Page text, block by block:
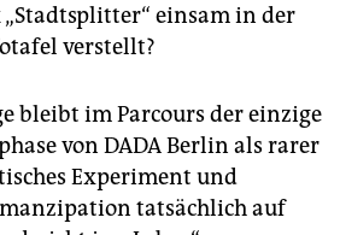
einsam in der
verstellt?
bleibt im Parcours der einzige
von DADA Berlin als rarer
Experiment und
tatsächlich auf